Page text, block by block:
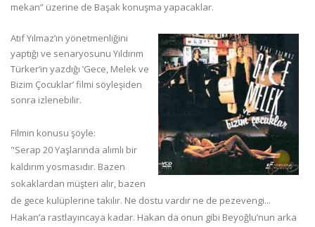
mekan” üzerine de Başak konuşma yapacaklar.
Atıf Yılmaz’ın yönetmenliğini
yaptığı ve senaryosunu Yıldırım
Türker’in yazdığı ’Gece, Melek ve
Bizim Çocuklar’ filmi söyleşiden
sonra izlenebilir.
Filmin konusu şöyle:
"Serap 20 Yaşlarında alımlı bir
kaldırım yosmasıdır. Bazen
sokaklardan müşteri alır, bazen
de gece kulüplerine takılır. Ne dostu vardır ne de pezevengi...
Hakan’a rastlayıncaya kadar. Hakan da onun gibi Beyoğlu’nun arka